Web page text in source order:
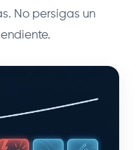
No persigas un